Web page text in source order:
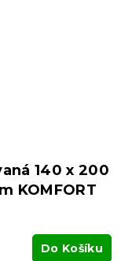
140 x 200
KOMFORT
Do Košíku